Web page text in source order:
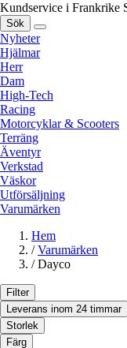
Kundservice i Frankrike
Sök
Nyheter
Hjälmar
Herr
Dam
High-Tech
Racing
Motorcyklar & Scooters
Terräng
Äventyr
Verkstad
Väskor
Utförsäljning
Varumärken
Hem
/ Varumärken
/ Dayco
Filter
Leverans inom 24 timmar
Storlek
Färg